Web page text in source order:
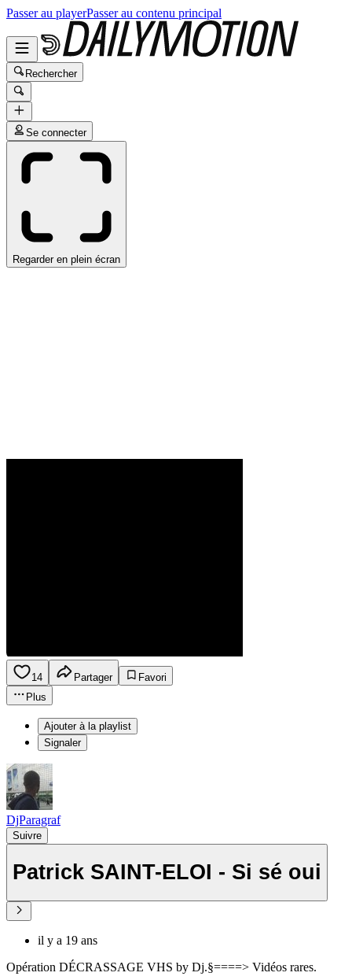
Passer au playerPasser au contenu principal
Rechercher
Se connecter
Regarder en plein écran
14 Partager
Favori
Plus
Ajouter à la playlist
Signaler
DjParagraf
Suivre
Patrick SAINT-ELOI - Si sé oui
il y a 19 ans
Opération DÉCRASSAGE VHS by Dj.§====> Vidéos rares.